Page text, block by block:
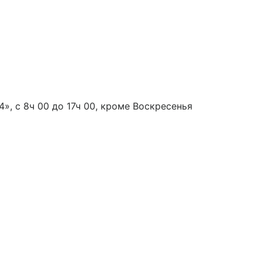
с 8ч 00 до 17ч 00, кроме Воскресенья